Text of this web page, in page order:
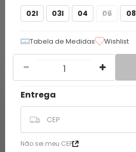
02I
03I 04 06 08
Tabela de Medidas
Não sei meu CEP